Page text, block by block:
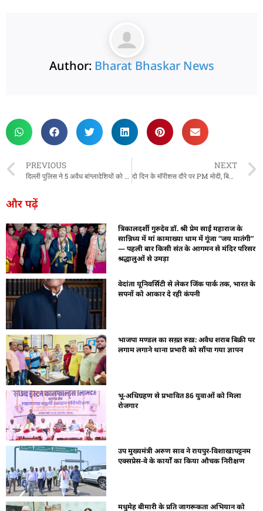
Author: Bharat Bhaskar News
PREVIOUS
दिल्ली पुलिस ने 5 अवैध बांग्लादेशियों को किया गिरफ्तार, किए जाएंगे डिपोर्ट
NEXT
दो दिन के मॉरीशस दौरे पर PM मोदी, बिहारी ‘गीत गवई’ से महिलाओं ने किया स्वागत, कल राष्ट्रीय समारोह में शामिल होंगे प्रधानमंत्री
और पढ़ें
त्रिकालदर्शी गुरुदेव डॉ. श्री प्रेम साईं महाराज के
सान्निध्य में मां कामाख्या धाम में गूंजा “जय मातंगी”
— पहली बार किसी संत के आगमन से मंदिर परिसर
श्रद्धालुओं से उमड़ा
वेदांता यूनिवर्सिटी से लेकर जिंक पार्क तक, भारत के
सपनों को आकार दे रही कंपनी
भाजपा मण्डल का सख़्त रुख़: अवैध शराब बिक्री पर
लगाम लगाने थाना प्रभारी को सौंपा गया ज्ञापन
भू-अधिग्रहण से प्रभावित 86 युवाओं को मिला
रोजगार
उप मुख्यमंत्री अरुण साव ने रायपुर-विशाखापट्टनम
एक्सप्रेस-वे के कार्यों का किया औचक निरीक्षण
मधुमेह बीमारी के प्रति जागरूकता अभियान को